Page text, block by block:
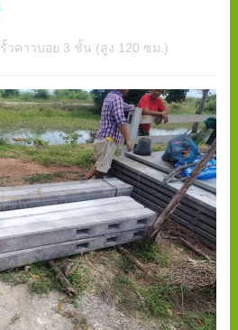
รั้วคาวบอย 3 ชั้น (สูง 120 ซม.)